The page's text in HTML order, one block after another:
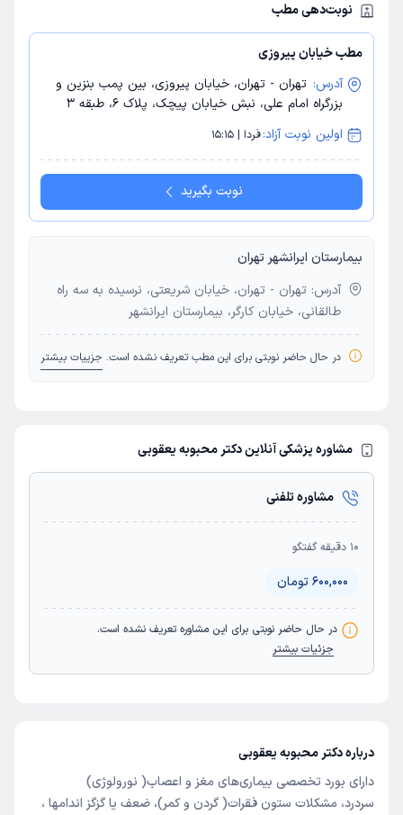
نوبت‌دهی مطب
مطب خیابان پیروزی
آدرس: تهران - تهران، خیابان پیروزی، بین پمب بنزین و
بزرگراه امام علی، نبش خیابان پیچک، پلاک 6، طبقه 3
اولین نوبت آزاد:فردا | 15:15
نوبت بگیرید
بیمارستان ایرانشهر تهران
آدرس: تهران - تهران، خیابان شریعتی، نرسیده به سه راه
طالقانی، خیابان کارگر، بیمارستان ایرانشهر
در حال حاضر نوبتی برای این مطب تعریف نشده است. جزییات بیشتر
مشاوره پزشکی آنلاین دکتر محبوبه یعقوبی
مشاوره تلفنی
10 دقیقه گفتگو
600,000 تومان
در حال حاضر نوبتی برای این مشاورە تعریف نشده است.
جزئیات بیشتر
درباره دکتر محبوبه یعقوبی
دارای بورد تخصصی بیماری‌های مغز و اعصاب( نورولوژی)
سردرد، مشکلات ستون فقرات( گردن و کمر)، ضعف یا گزگز اندامها ،